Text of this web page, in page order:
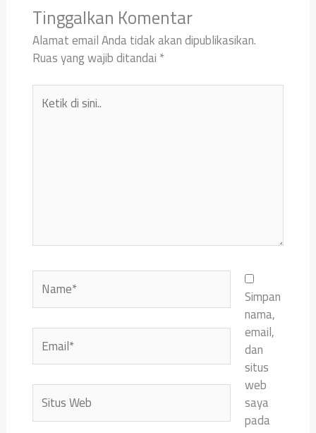
Tinggalkan Komentar
Alamat email Anda tidak akan dipublikasikan.
Ruas yang wajib ditandai*
Ketik
Name*
Email*
Situs
Web
Simpan
nama,
email,
dan
situs
web
saya
pada